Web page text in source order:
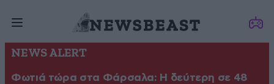
NEWS ALERT
Φωτιά τώρα στα Φάρσαλα: Η δεύτερη σε 48